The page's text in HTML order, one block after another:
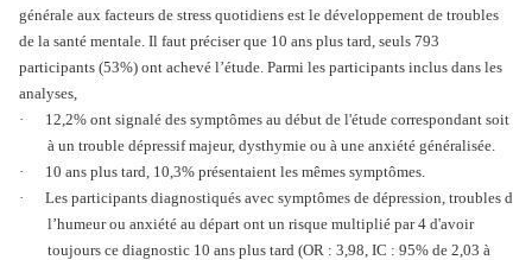
générale aux facteurs de stress quotidiens est le développement de troubles
de la santé mentale. Il faut préciser que 10 ans plus tard, seuls 793
participants (53%) ont achevé l’étude. Parmi les participants inclus dans les
analyses,
·
12,2% ont signalé des symptômes au début de l'étude correspondant soit
à un trouble dépressif majeur, dysthymie ou à une anxiété généralisée.
·
10 ans plus tard, 10,3% présentaient les mêmes symptômes.
·
Les participants diagnostiqués avec symptômes de dépression, troubles d
l’humeur ou anxiété au départ ont un risque multiplié par 4 d'avoir
toujours ce diagnostic 10 ans plus tard (OR : 3,98, IC : 95% de 2,03 à